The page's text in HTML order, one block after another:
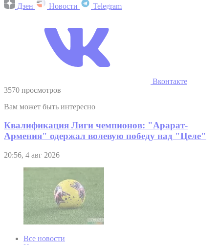
Дзен Новости Telegram
Вконтакте
3570 просмотров
Вам может быть интересно
Квалификация Лиги чемпионов: "Арарат-
Армения" одержал волевую победу над "Целе"
20:56, 4 авг 2026
Все новости